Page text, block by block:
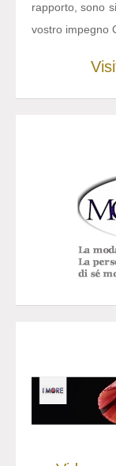
rapporto, sono
vostro impegno